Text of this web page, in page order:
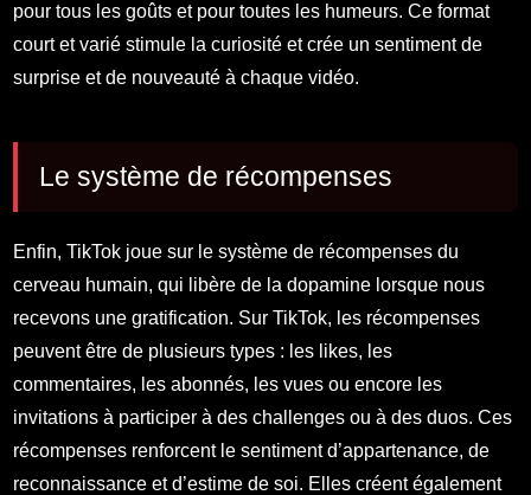
pour tous les goûts et pour toutes les humeurs. Ce format
court et varié stimule la curiosité et crée un sentiment de
surprise et de nouveauté à chaque vidéo.
Le système de récompenses
Enfin, TikTok joue sur le système de récompenses du
cerveau humain, qui libère de la dopamine lorsque nous
recevons une gratification. Sur TikTok, les récompenses
peuvent être de plusieurs types : les likes, les
commentaires, les abonnés, les vues ou encore les
invitations à participer à des challenges ou à des duos. Ces
récompenses renforcent le sentiment d’appartenance, de
reconnaissance et d’estime de soi. Elles créent également